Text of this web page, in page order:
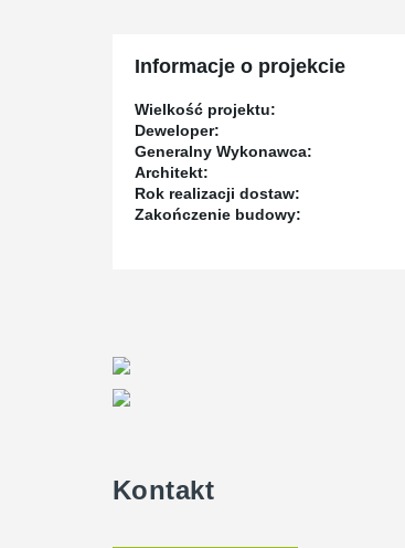
Informacje o projekcie
Wielkość projektu:
Deweloper:
Generalny Wykonawca:
Architekt:
Rok realizacji dostaw:
Zakończenie budowy:
Kontakt